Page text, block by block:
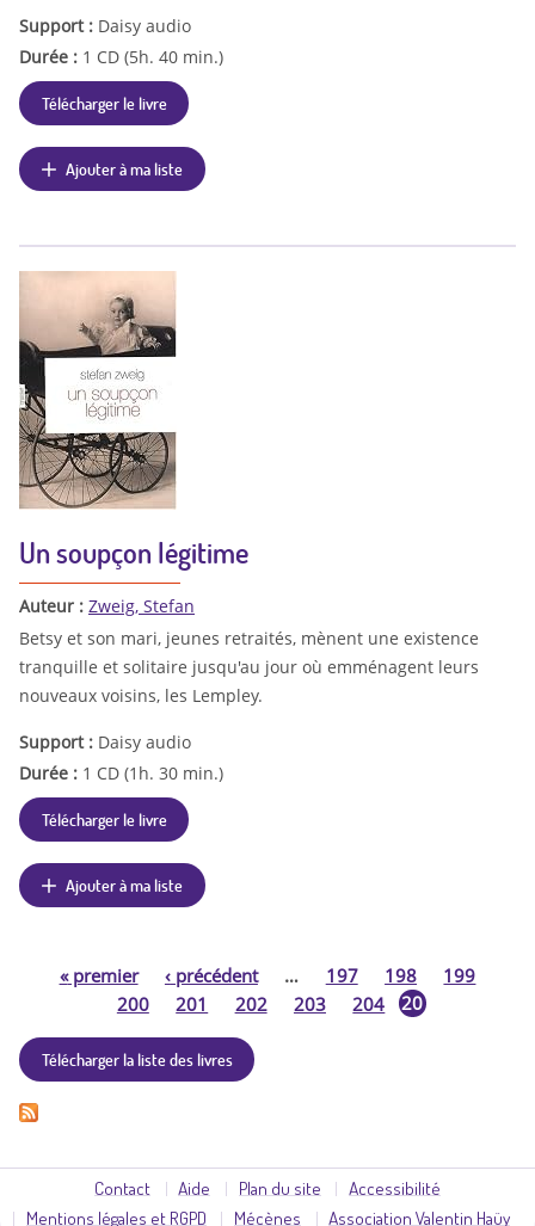
Support : Daisy audio
Durée : 1 CD (5h. 40 min.)
Télécharger le livre
Ajouter à ma liste
Un soupçon légitime
Auteur : Zweig, Stefan
Betsy et son mari, jeunes retraités, mènent une existence
tranquille et solitaire jusqu'au jour où emménagent leurs
nouveaux voisins, les Lempley.
Support : Daisy audio
Durée : 1 CD (1h. 30 min.)
Télécharger le livre
Ajouter à ma liste
a
g
«premier ‹précédent … 197 198
199
200
201 202 203 204
20
Télécharger la liste des livres
Contact Aide Plan du site
Accessibilité
Mentions légales et RGPD
Mécènes Association Valentin Haüy